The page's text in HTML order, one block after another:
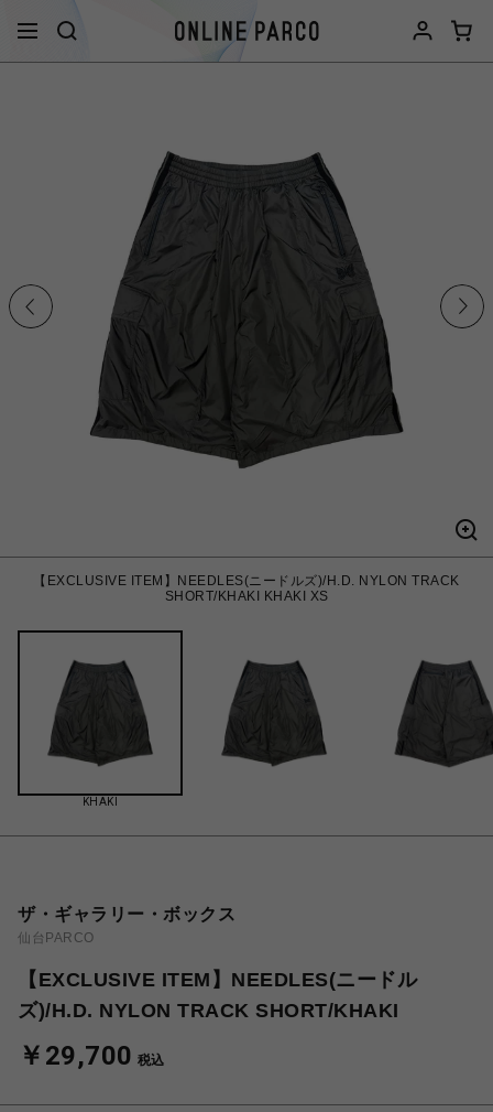
【EXCLUSIVE ITEM】NEEDLES(ニードルズ)/H.D. NYLON TRACK
SHORT/KHAKI KHAKI XS
KHAKI
ザ・ギャラリー・ボックス
仙台PARCO
【EXCLUSIVE ITEM】NEEDLES(ニードル
ズ)/H.D. NYLON TRACK SHORT/KHAKI
￥29,700 税込